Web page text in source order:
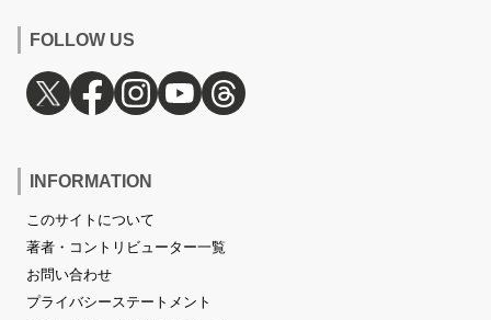
FOLLOW US
INFORMATION
このサイトについて
著者・コントリビューター一覧
お問い合わせ
プライバシーステートメント